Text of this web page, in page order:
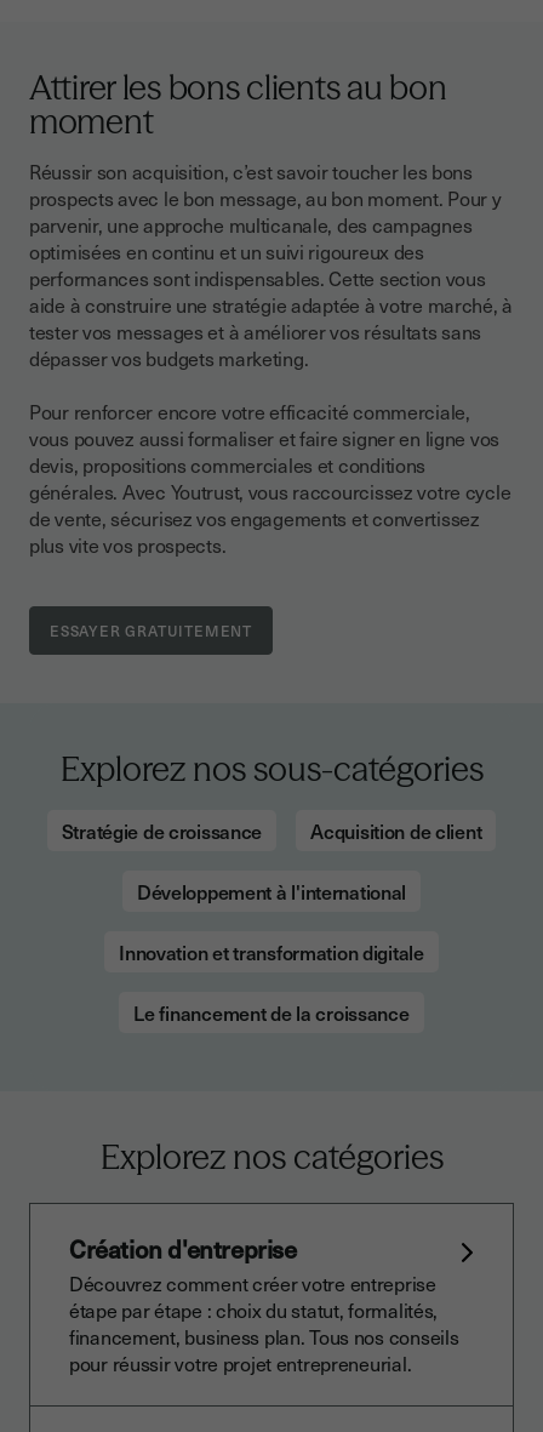
Attirer les bons clients au bon
moment
Réussir son acquisition, c’est savoir toucher les bons
prospects avec le bon message, au bon moment. Pour y
parvenir, une approche multicanale, des campagnes
optimisées en continu et un suivi rigoureux des
performances sont indispensables. Cette section vous
aide à construire une stratégie adaptée à votre marché, à
tester vos messages et à améliorer vos résultats sans
dépasser vos budgets marketing.
Pour renforcer encore votre efficacité commerciale,
vous pouvez aussi formaliser et faire signer en ligne vos
devis, propositions commerciales et conditions
générales. Avec Youtrust, vous raccourcissez votre cycle
de vente, sécurisez vos engagements et convertissez
plus vite vos prospects.
Explorez nos sous-catégories
Stratégie de croissance Acquisition de client
Développement à l'international
Innovation et transformation digitale
Le financement de la croissance
Explorez nos catégories
Création d'entreprise
Découvrez comment créer votre entreprise
étape par étape : choix du statut, formalités,
financement, business plan. Tous nos conseils
pour réussir votre projet entrepreneurial.